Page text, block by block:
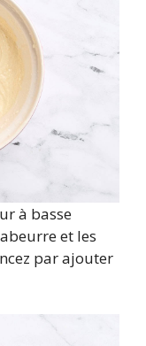
à basse
et les
par ajouter